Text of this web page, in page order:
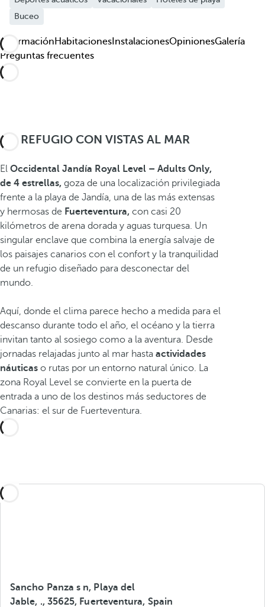
Buceo
Información Habitaciones InstalacionesOpinionesGalería
Preguntas frecuentes
UN REFUGIO CON VISTAS AL MAR
El Occidental Jandía Royal Level – Adults Only,
de 4 estrellas, goza de una localización privilegiada
frente a la playa de Jandía, una de las más extensas
y hermosas de Fuerteventura, con casi 20
kilómetros de arena dorada y aguas turquesa. Un
singular enclave que combina la energía salvaje de
los paisajes canarios con el confort y la tranquilidad
de un refugio diseñado para desconectar del
mundo.
Aquí, donde el clima parece hecho a medida para el
descanso durante todo el año, el océano y la tierra
invitan tanto al sosiego como a la aventura. Desde
jornadas relajadas junto al mar hasta actividades
náuticas o rutas por un entorno natural único. La
zona Royal Level se convierte en la puerta de
entrada a uno de los destinos más seductores de
Canarias: el sur de Fuerteventura.
Sancho Panza s n, Playa del
Jable, ., 35625, Fuerteventura, Spain